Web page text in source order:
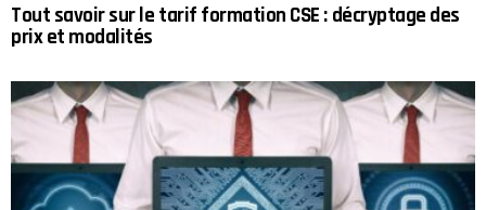
Tout savoir sur le tarif formation CSE : décryptage des
prix et modalités